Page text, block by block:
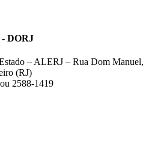
- DORJ
– ALERJ – Rua Dom Manuel,
(RJ)
2588-1419